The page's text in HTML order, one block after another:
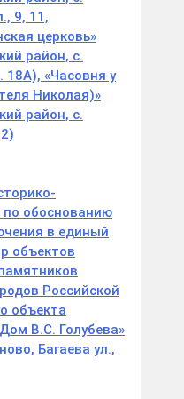
9, 11,
церковь»
район, с.
18А), «Часовня у
Николая)»
район, с.
по обоснованию
в единый
объектов
Российской
объекта
В.С. Голубева»
Багаева ул.,